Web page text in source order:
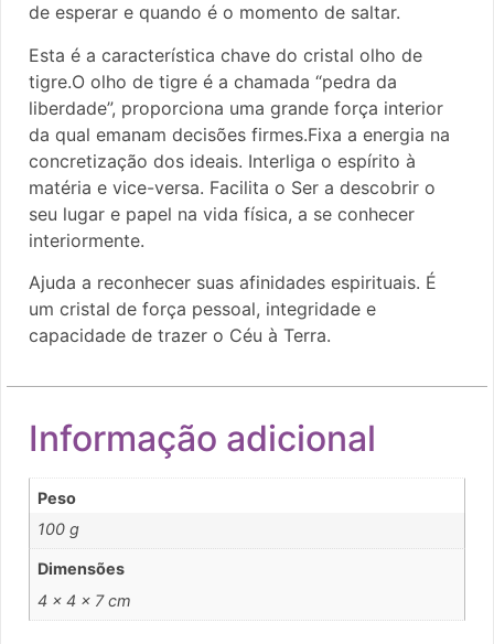
de esperar e quando é o momento de saltar.
Esta é a característica chave do cristal olho de
tigre.O olho de tigre é a chamada “pedra da
liberdade”, proporciona uma grande força interior
da qual emanam decisões firmes.Fixa a energia na
concretização dos ideais. Interliga o espírito à
matéria e vice-versa. Facilita o Ser a descobrir o
seu lugar e papel na vida física, a se conhecer
interiormente.
Ajuda a reconhecer suas afinidades espirituais. É
um cristal de força pessoal, integridade e
capacidade de trazer o Céu à Terra.
Informação adicional
Peso
100 g
Dimensões
4 × 4 × 7 cm